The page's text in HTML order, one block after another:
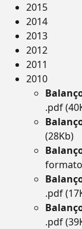
2015
2014
2013
2012
2011
2010
.pdf
(28Kb)
.pdf
.pdf